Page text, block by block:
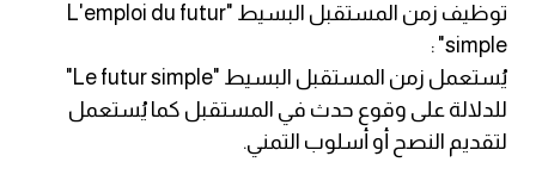
كلمات بحرف w
كلمات بحرف x
كلمات بحرف y
توظيف زمن المستقبل البسيط "L'emploi du futur
simple" :
يُستعمل زمن المستقبل البسيط "Le futur simple"
للدلالة على وقوع حدث في المستقبل كما يُستعمل
لتقديم النصح أو أسلوب التمني.